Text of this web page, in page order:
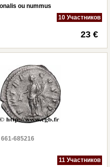
ou nummus
10 Участников
23 €
661-685216
11 Участников